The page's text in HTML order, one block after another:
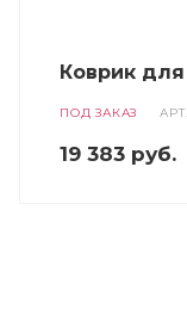
Коврик для
ПОД ЗАКАЗ
19 383 руб.